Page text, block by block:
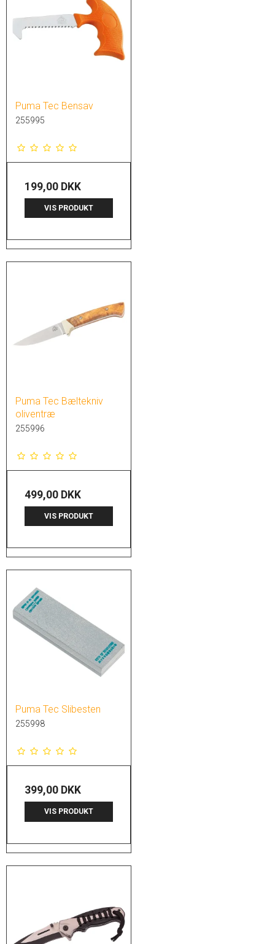
Puma Tec Bensav
255995
199,00 DKK
VIS PRODUKT
Puma Tec Bæltekniv
oliventræ
255996
499,00 DKK
VIS PRODUKT
Puma Tec Slibesten
255998
399,00 DKK
VIS PRODUKT